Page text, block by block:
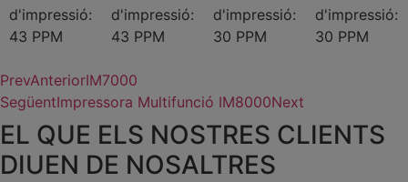
d'impressió:
43 PPM
d'impressió:
43 PPM
d'impressió:
30 PPM
d'impressió:
30 PPM
PrevAnteriorIM7000
SegüentImpressora Multifunció IM8000Next
EL QUE ELS NOSTRES CLIENTS
DIUEN DE NOSALTRES